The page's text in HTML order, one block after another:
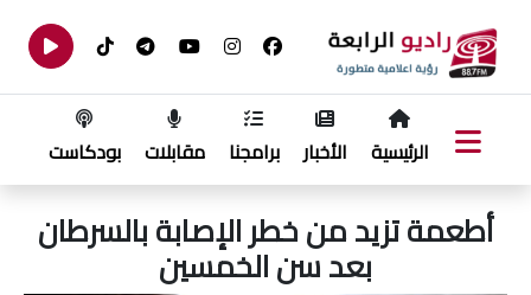
الرئيسية الأخبار برامجنا مقابلات بودكاست
أطعمة تزيد من خطر الإصابة بالسرطان
بعد سن الخمسين